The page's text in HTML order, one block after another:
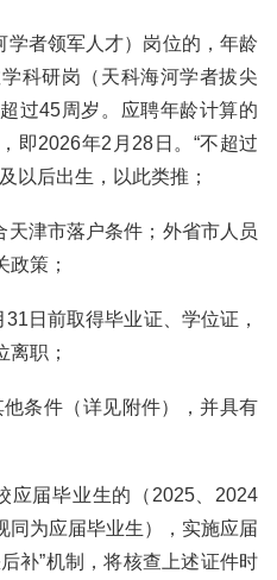
者领军人才）岗位的，年龄
科研岗（天科海河学者拔尖
过45周岁。应聘年龄计算的
即2026年2月28日。“不超过
以后出生，以此类推；
津市落户条件；外省市人员
策；
日前取得毕业证、学位证，
职；
条件（详见附件），并具有
应届毕业生的（2025、2024
同为应届毕业生），实施应届
补”机制，将核查上述证件时